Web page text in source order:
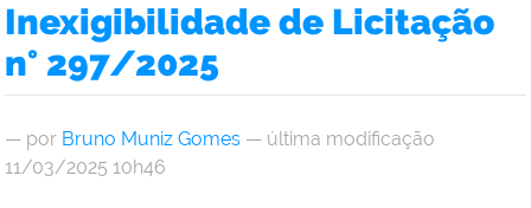
Inexigibilidade de Licitação
n° 297/2025
— por Bruno Muniz Gomes — última modificação
11/03/2025 10h46